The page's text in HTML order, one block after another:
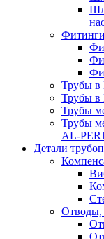
Трубы
Трубы
Трубы
Трубы
AL-
Детали
Отводы,